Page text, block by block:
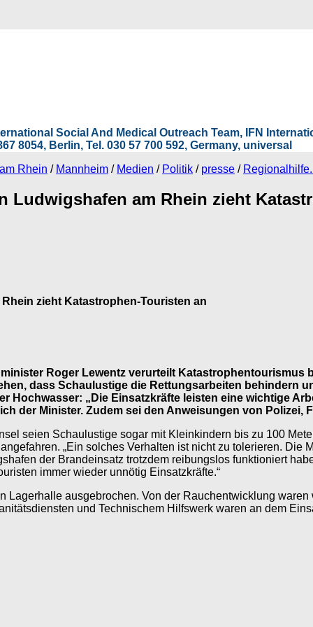
Social And Medical Outreach Team, IFN
8054, Berlin, Tel. 030 57 700 592, Germany, universal
Rhein / Mannheim / Medien / Politik / presse /
Ludwigshafen am Rhein zieht
zieht Katastrophen-Touristen an
Roger Lewentz verurteilt
dass Schaulustige die Rettungsarbeiten behindern
Hochwasser: „Die Einsatzkräfte leisten eine wichtige
der Minister. Zudem sei den Anweisungen von Polizei,
seien Schaulustige sogar mit Kleinkindern bis zu 100
„Ein solches Verhalten ist nicht zu tolerieren.
der Brandeinsatz trotzdem reibungslos funktioniert
immer wieder unnötig Einsatzkräfte.“
ausgebrochen. Von der Rauchentwicklung
und Technischem Hilfswerk waren an dem